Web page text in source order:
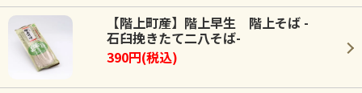
【階上町産】階上早生 階上そば -
石臼挽きたて二八そば-
390円(税込)